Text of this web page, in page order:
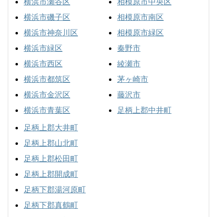
横浜市磯子区
横浜市神奈川区
横浜市緑区
横浜市西区
横浜市都筑区
横浜市金沢区
横浜市青葉区
相模原市南区
相模原市緑区
秦野市
綾瀬市
茅ヶ崎市
藤沢市
足柄上郡中井町
足柄上郡大井町
足柄上郡山北町
足柄上郡松田町
足柄上郡開成町
足柄下郡湯河原町
足柄下郡真鶴町